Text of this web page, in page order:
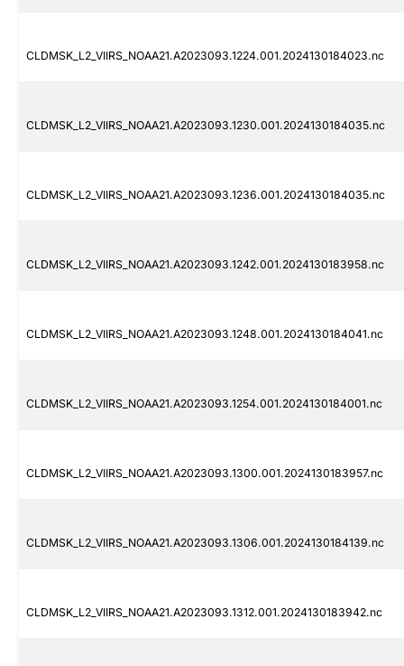
CLDMSK_L2_VIIRS_NOAA21.A2023093.1224.001.2024130184023.nc
CLDMSK_L2_VIIRS_NOAA21.A2023093.1230.001.2024130184035.nc
CLDMSK_L2_VIIRS_NOAA21.A2023093.1236.001.2024130184035.nc
CLDMSK_L2_VIIRS_NOAA21.A2023093.1242.001.2024130183958.nc
CLDMSK_L2_VIIRS_NOAA21.A2023093.1248.001.2024130184041.nc
CLDMSK_L2_VIIRS_NOAA21.A2023093.1254.001.2024130184001.nc
CLDMSK_L2_VIIRS_NOAA21.A2023093.1300.001.2024130183957.nc
CLDMSK_L2_VIIRS_NOAA21.A2023093.1306.001.2024130184139.nc
CLDMSK_L2_VIIRS_NOAA21.A2023093.1312.001.2024130183942.nc